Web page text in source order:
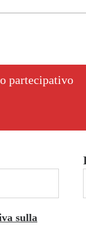
partecipativo
sulla